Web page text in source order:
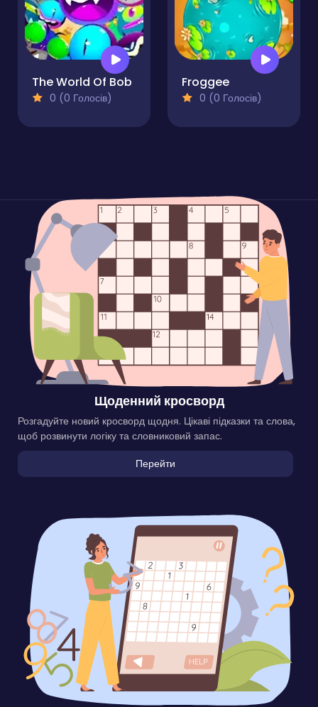
The World Of Bob
0 (0 Голосів)
Froggee
0 (0 Голосів)
Щоденний кросворд
Розгадуйте новий кросворд щодня. Цікаві підказки та слова,
щоб розвинути логіку та словниковий запас.
Перейти